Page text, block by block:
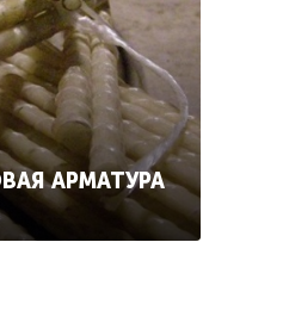
АРМАТУРА